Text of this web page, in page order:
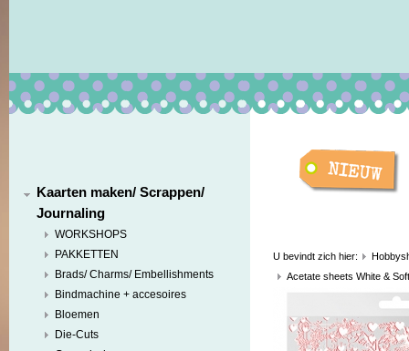
Kaarten maken/ Scrappen/
Journaling
WORKSHOPS
PAKKETTEN
Brads/ Charms/ Embellishments
Bindmachine + accesoires
Bloemen
Die-Cuts
U bevindt zich hier:
Acetate sheets White &